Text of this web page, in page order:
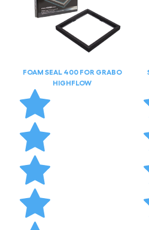
FOAM SEAL 400 FOR GRABO
HIGHFLOW